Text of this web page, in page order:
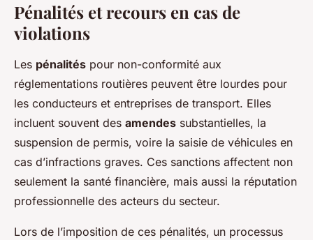
Pénalités et recours en cas de
violations
Les pénalités pour non-conformité aux
réglementations routières peuvent être lourdes pour
les conducteurs et entreprises de transport. Elles
incluent souvent des amendes substantielles, la
suspension de permis, voire la saisie de véhicules en
cas d’infractions graves. Ces sanctions affectent non
seulement la santé financière, mais aussi la réputation
professionnelle des acteurs du secteur.
Lors de l’imposition de ces pénalités, un processus